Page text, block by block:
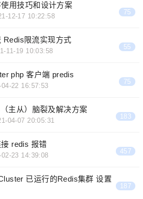
用技巧和设计方案
12-17 10:22:58
75
Redis限流实现方式
11-19 10:03:58
55
php 客户端 predis
22 16:57:53
75
主从）脑裂及解决方案
04-07 20:05:31
183
redis 报错
23 14:39:08
457
已运行的Redis集群 设置
187